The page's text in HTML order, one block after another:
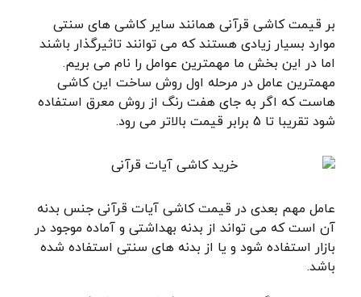
بر قیمت کاشی قرآنی همانند سایر کاشی های سنتی
موارد بسیار زیادی هستند که می توانند تاثیرگذار باشند
اما در این بخش ما مهمترین عوامل را نام می بریم.
مهمترین عامل در مرحله اول روش ساخت این کاشی
هاست که اگر به جای هفت رنگ از روش معرق استفاده
شود تقریبا تا 5 برابر قیمت بالاتر می رود.
عامل مهم بعدی در قیمت کاشی آیات قرآنی جنس بدنه
آن است که می تواند از بدنه بهداشتی و آماده موجود در
بازار استفاده شود و یا از بدنه های سنتی استفاده شده
باشد.